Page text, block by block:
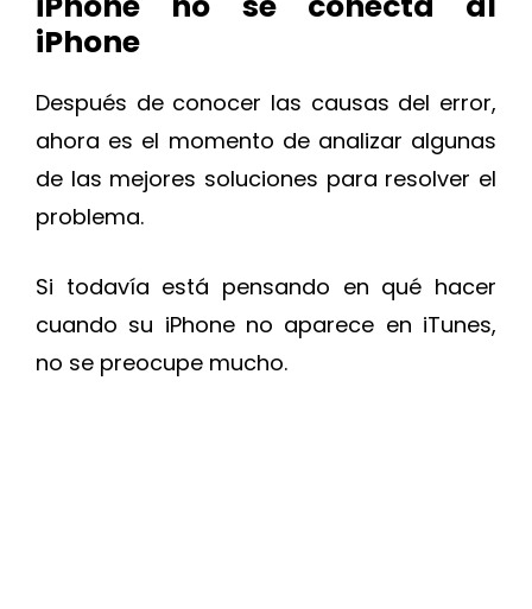
iPhone
Después de conocer las causas del error,
ahora es el momento de analizar algunas
de las mejores soluciones para resolver el
problema.
Si todavía está pensando en qué hacer
cuando su iPhone no aparece en iTunes,
no se preocupe mucho.